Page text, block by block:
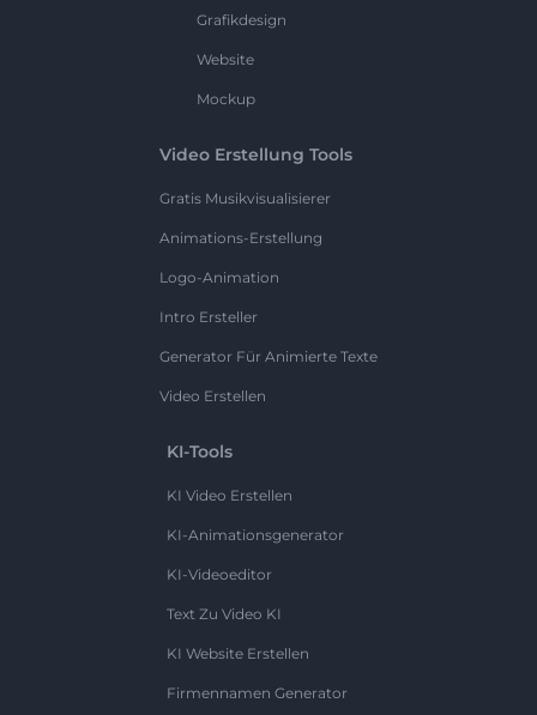
Grafikdesign
Website
Mockup
Video Erstellung Tools
Gratis Musikvisualisierer
Animations-Erstellung
Logo-Animation
Intro Ersteller
Generator Für Animierte Texte
Video Erstellen
KI-Tools
KI Video Erstellen
KI-Animationsgenerator
KI-Videoeditor
Text Zu Video KI
KI Website Erstellen
Firmennamen Generator